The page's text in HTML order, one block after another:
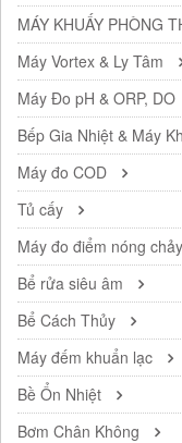
MÁY KHUẤY PHÒNG
Máy Vortex & Ly Tâm
Máy Đo pH & ORP, DO
Bếp Gia Nhiệt & Máy
Máy đo COD
Tủ cấy
Máy đo điểm nóng chảy
Bể rửa siêu âm
Bể Cách Thủy
Máy đếm khuẩn lạc
Bề Ổn Nhiệt
Bơm Chân Không